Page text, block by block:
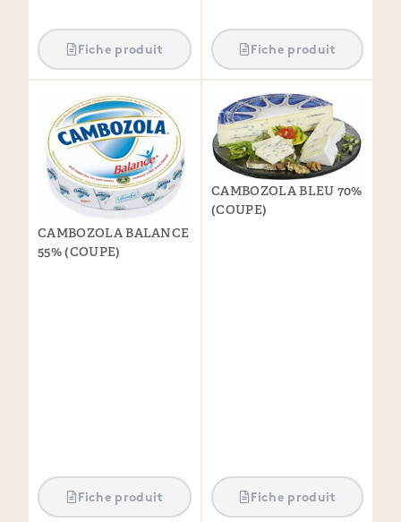
Fiche produit Fiche produit
CAMBOZOLA BALANCE
55% (COUPE)
Fiche produit
CAMBOZOLA BLEU 70%
(COUPE)
Fiche produit